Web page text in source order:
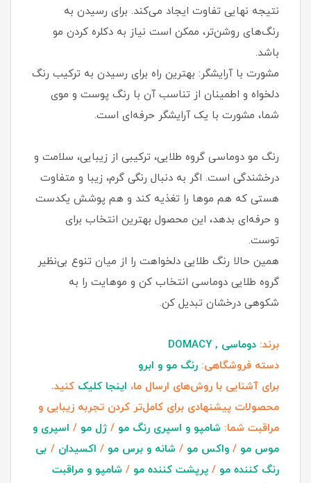
نتیجه نهایی تفاوت ایجاد می‌کند. برای رسیدن به
رنگ‌های روشن‌تر، ممکن است نیاز به دکلره کردن مو
باشد.
مشورت با آرایشگر: بهترین راه برای رسیدن به ترکیب رنگ
دلخواه و اطمینان از تناسب آن با رنگ پوست و موی
شما، مشورت با یک آرایشگر حرفه‌ای است.
رنگ مو دوماسی گروه طلایی، ترکیبی از زیبایی، سلامت و
درخشندگی است. اگر به دنبال رنگی گرم، زیبا و متفاوت
هستی که هم موها را تغذیه کند و هم پوشش یکدست
و حرفه‌ای بدهد، این محصول بهترین انتخاب برای
توست.
همین حالا رنگ طلایی دلخواهت را از میان تنوع بی‌نظیر
گروه طلایی دوماسی انتخاب کن و موهایت را به
شکوهی درخشان تبدیل کن.
برند: دوماسی , DOMACY
دسته فروشگاهی: رنگ مو و ابرو
برای آشنایی با روش‌های ارسال ما، اینجا کلیک کنید.
محصولات پیشنهادی برای کامل‌تر کردن تجربه زیبایی و
مراقبت شما: شامپو و اسپری رنگ مو / ژل مو / اسپری و
موس مو / واکس مو / شانه و برس مو / اکسیدان / بی
رنگ کننده مو / پرپشت کننده مو / شامپو و مراقبت